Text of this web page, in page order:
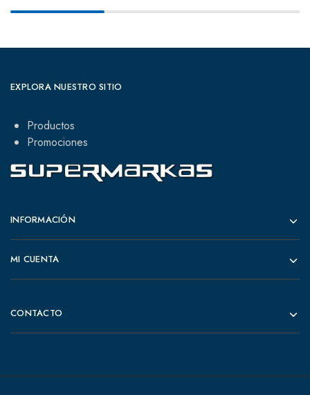
EXPLORA NUESTRO SITIO
Productos
Promociones
INFORMACIÓN
MI CUENTA
CONTACTO